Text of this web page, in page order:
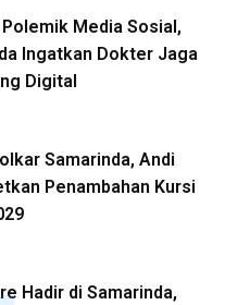
Media Sosial,
Ingatkan Dokter Jaga
Digital
Samarinda, Andi
Penambahan Kursi
Hadir di Samarinda,